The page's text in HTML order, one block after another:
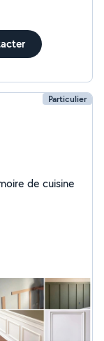
Particulier
de cuisine